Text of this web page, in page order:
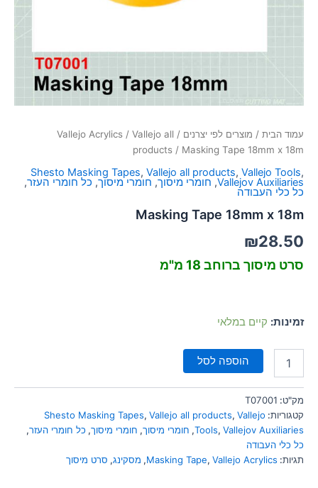
font_download
את
האפשרויות
עמוד הבית / מוצרים לפי יצרנים /
Vallejo Acrylics / Vallejo all
products / Masking Tape 18mm x 18m
Shesto Masking Tapes, Vallejo all products, Vallejo Tools,
Vallejov Auxiliaries
, חומרי מיסוך, חומרי מיסוך, כל חומרי העזר,
כל כלי העבודה
Masking Tape 18mm x 18m
₪28.50
סרט מיסוך ברוחב 18 מ"מ
זמינות: קיים במלאי
הוספה לסל
מק"ט: T07001
קטגוריות:
Shesto Masking Tapes, Vallejo all products, Vallejo
Tools, Vallejov Auxiliaries
, חומרי מיסוך, חומרי מיסוך, כל חומרי העזר,
כל כלי העבודה
תגיות:
Masking Tape, Vallejo Acrylics
, מסקינג, סרט מיסוך